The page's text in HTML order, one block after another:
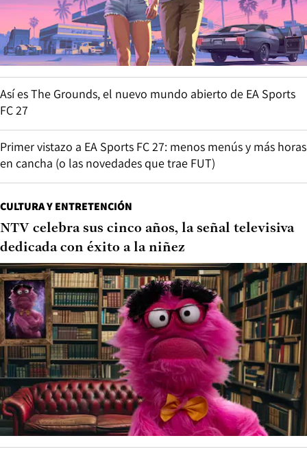
Así es The Grounds, el nuevo mundo abierto de EA Sports
FC 27
Primer vistazo a EA Sports FC 27: menos menús y más horas
en cancha (o las novedades que trae FUT)
CULTURA Y ENTRETENCIÓN
NTV celebra sus cinco años, la señal televisiva
dedicada con éxito a la niñez